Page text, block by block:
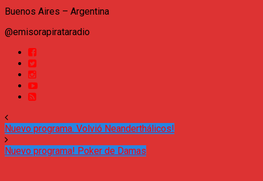
Buenos Aires – Argentina
@emisorapirataradio
Nuevo programa. Volvió Neanderthálicos!
Nuevo programa! Poker de Damas